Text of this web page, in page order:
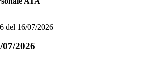
del 16/07/2026
2026